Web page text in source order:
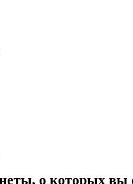
о которых вы